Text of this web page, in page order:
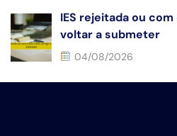
IES rejeitada ou
voltar a submeter
04/08/2026